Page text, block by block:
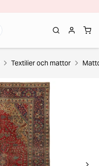
Textilier och mattor